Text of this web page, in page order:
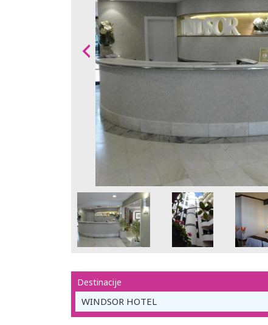
Destinacije
WINDSOR HOTEL